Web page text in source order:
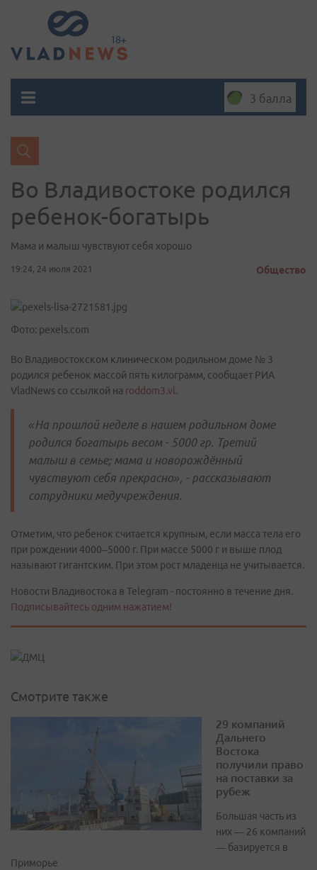
3 балла
Во Владивостоке родился
ребенок-богатырь
Мама и малыш чувствуют себя хорошо
19:24, 24 июля 2021 Общество
Фото: pexels.com
Во Владивостокском клиническом родильном доме № 3
родился ребенок массой пять килограмм, сообщает РИА
VladNews со ссылкой на roddom3.vl .
«На прошлой неделе в нашем родильном доме
родился богатырь весом - 5000 гр. Третий
малыш в семье; мама и новорождённый
чувствуют себя прекрасно», - рассказывают
сотрудники медучреждения.
Отметим, что ребенок считается крупным, если масса тела его
при рождении 4000–5000 г. При массе 5000 г и выше плод
называют гигантским. При этом рост младенца не учитывается.
Новости Владивостока в Telegram - постоянно в течение дня.
Подписывайтесь одним нажатием!
Смотрите также
29 компаний
Дальнего
Востока
получили право
на поставки за
рубеж
Большая часть из
них — 26 компаний
— базируется в
Приморье